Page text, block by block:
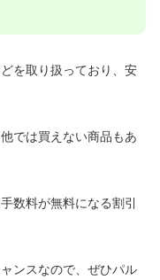
を取り扱っており、安
では買えない商品もあ
数料が無料になる割引
ンスなので、ぜひパル